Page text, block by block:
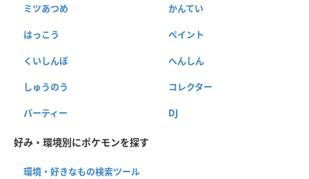
ミツあつめ かんてい
はっこう ペイント
くいしんぼ へんしん
しゅうのう コレクター
パーティー DJ
好み・環境別にポケモンを探す
環境・好きなもの検索ツール